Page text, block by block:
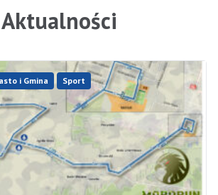
Aktualności
i Gmina Sport